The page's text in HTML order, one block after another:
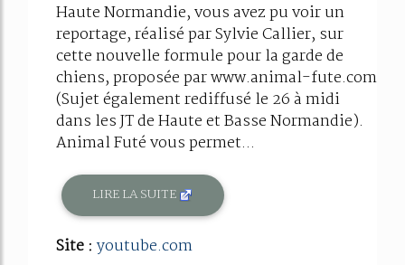
Haute Normandie, vous avez pu voir un
reportage, réalisé par Sylvie Callier, sur
cette nouvelle formule pour la garde de
chiens, proposée par www.animal-fute.com
(Sujet également rediffusé le 26 à midi
dans les JT de Haute et Basse Normandie).
Animal Futé vous permet...
LIRE LA SUITE
Site :youtube.com